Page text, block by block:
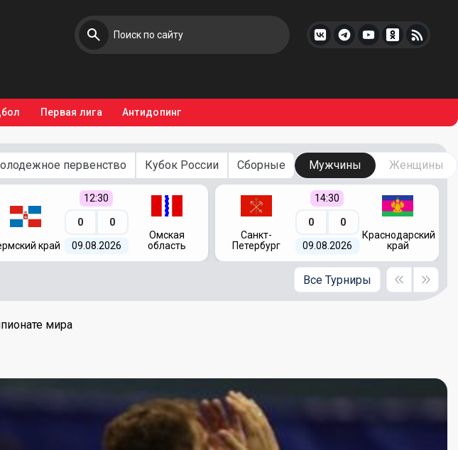
Первая лига Антидопинг
первенство Кубок России Сборные Мужчины Женщины
край
12:30
0 0
09.08.2026
Омская
область
Санкт-
Петербург
14:30
0 0
09.08.2026
Краснодарский
край
Все Турниры
мира